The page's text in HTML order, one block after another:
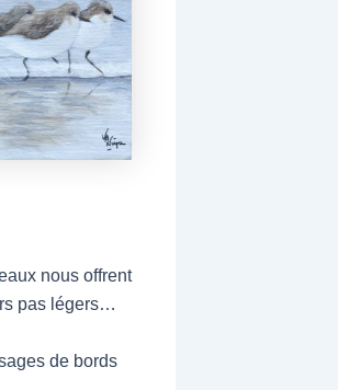
nous offrent
pas légers…
de bords